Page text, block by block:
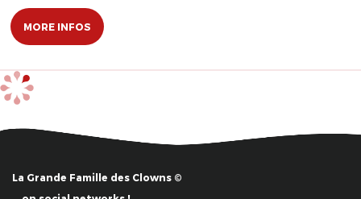
MORE INFOS
La Grande Famille des Clowns ©